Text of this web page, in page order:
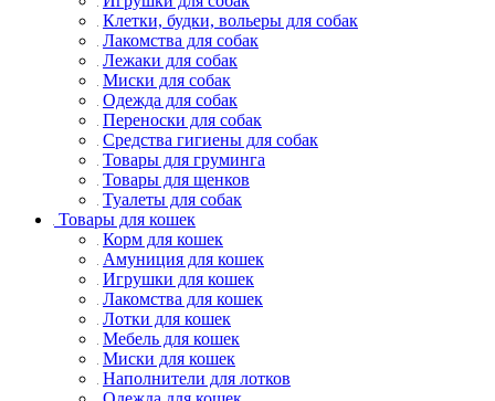
Клетки, будки, вольеры для собак
Лакомства для собак
Лежаки для собак
Миски для собак
Одежда для собак
Переноски для собак
Средства гигиены для собак
Товары для груминга
Товары для щенков
Туалеты для собак
Товары для кошек
Корм для кошек
Амуниция для кошек
Игрушки для кошек
Лакомства для кошек
Лотки для кошек
Мебель для кошек
Миски для кошек
Наполнители для лотков